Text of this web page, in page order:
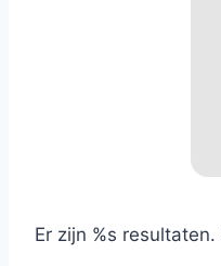
Er zijn %s